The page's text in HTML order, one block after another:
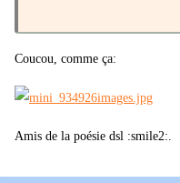
Coucou, comme ça:
Amis de la poésie dsl :smile2:.